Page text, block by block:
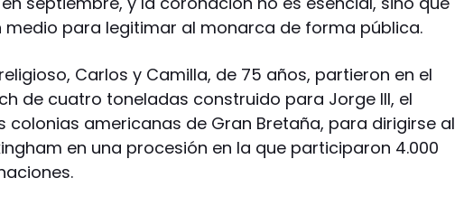
medio para legitimar al monarca de forma pública.
Carlos y Camilla, de 75 años, partieron en el
de cuatro toneladas construido para Jorge III, el
colonias americanas de Gran Bretaña, para dirigirse al
en una procesión en la que participaron 4.000